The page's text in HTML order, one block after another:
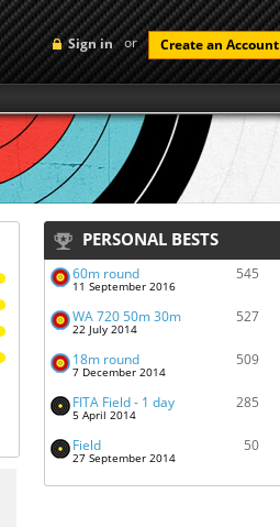
Sign in or Create an Account
PERSONAL BESTS
60m round
11 September 2016
545
WA 720 50m 30m
22 July 2014
527
18m round
7 December 2014
509
FITA Field - 1 day
5 April 2014
285
Field
27 September 2014
50